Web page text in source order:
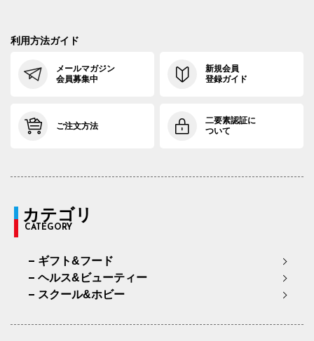
利用方法ガイド
メールマガジン
会員募集中
新規会員
登録ガイド
ご注文方法
二要素認証に
ついて
カテゴリ
CATEGORY
ギフト&フード
ヘルス&ビューティー
スクール&ホビー